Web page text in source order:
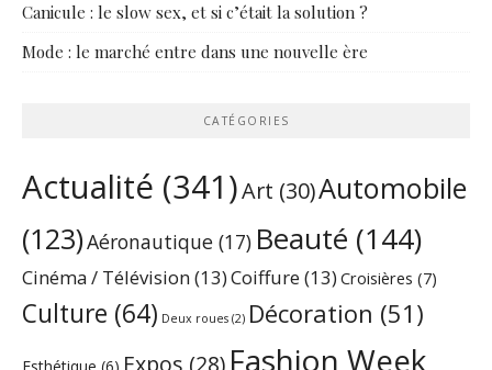
Canicule : le slow sex, et si c’était la solution ?
Mode : le marché entre dans une nouvelle ère
CATÉGORIES
Actualité (341)Art (30)Automobile
(123)Aéronautique (17) Beauté (144)
Cinéma / Télévision(13)Coiffure(13) Croisières (7)
Culture (64) Deux roues (2) Décoration (51)
Expos (28) Fashion Week